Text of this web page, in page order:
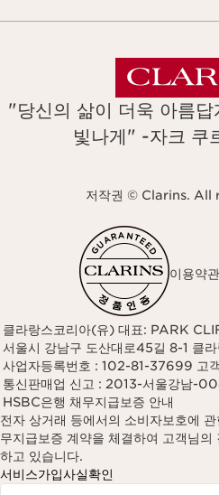
"당신의 삶이 더욱 아름
빛나게" -자크 쿠
저작권 © Clarins.
이용약관
클라랑스코리아(유) 대표: PARK
서울시 강남구 도산대로45길 8-1 클
사업자등록번호 : 102-81-37699
통신판매업 신고 : 2013-서울강남-
HSBC은행 채무지급보증 안내
전자 상거래 등에서의 소비자보호에
무지급보증 계약을 체결하여 고객님
하고 있습니다.
서비스가입사실확인
Navigates to